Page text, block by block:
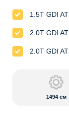
1.5T GDI
2.0T GDI
2.0T GDI
1494 см